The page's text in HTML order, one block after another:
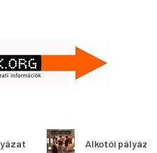
Alkotói pályázat